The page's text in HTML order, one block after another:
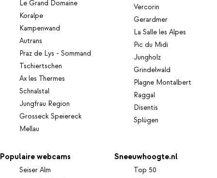
Le Grand Domaine
Koralpe
Kampenwand
Autrans
Praz de Lys - Sommand
Tschiertschen
Ax les Thermes
Schnalstal
Jungfrau Region
Grosseck Speiereck
Mellau
Vercorin
Gerardmer
La Salle les Alpes
Pic du Midi
Jungholz
Grindelwald
Plagne Montalbert
Raggal
Disentis
Splügen
Populaire webcams
Seiser Alm
Sneeuwhoogte.nl
Top 50